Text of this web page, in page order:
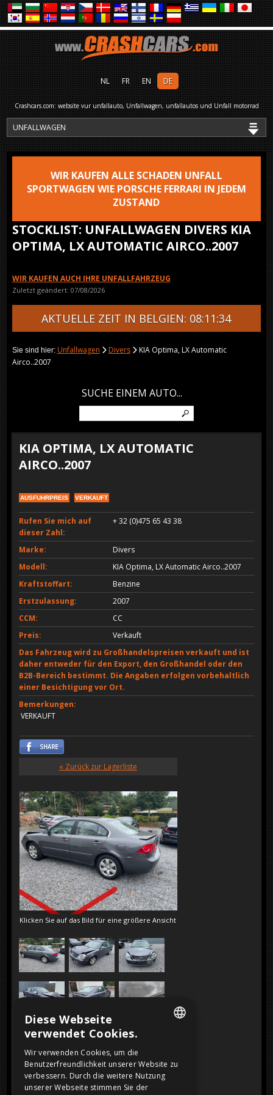
NL FR EN DE
Crashcars.com: website vur unfallauto, Unfallwagen, unfallautos und Unfall motorrad
STOCKLIST: UNFALLWAGEN DIVERS KIA
OPTIMA, LX AUTOMATIC AIRCO..2007
WIR KAUFEN ALLE SCHADEN UNFALL
SPORTWAGEN WIE PORSCHE FERRARI IN JEDEM
ZUSTAND
WIR KAUFEN AUCH IHRE UNFALLFAHRZEUG
Zuletzt geändert: 07/08/2026
AKTUELLE ZEIT IN BELGIEN: 08:11:34
Sie sind hier: Unfallwagen Divers
KIA Optima, LX Automatic
Airco..2007
SUCHE EINEM AUTO...
KIA OPTIMA, LX AUTOMATIC
AIRCO..2007
AUSFUHRPREIS VERKAUFT
Rufen Sie mich auf
dieser Zahl:
+ 32 (0)475 65 43 38
Marke:
Divers
Modell:
KIA Optima, LX Automatic Airco..2007
Kraftstoffart:
Benzine
Erstzulassung:
2007
CCM:
CC
Preis:
Verkauft
Das Fahrzeug wird zu Großhandelspreisen verkauft und ist
daher entweder für den Export, den Großhandel oder den
B2B-Bereich bestimmt. Die Angaben erfolgen vorbehaltlich
einer Besichtigung vor Ort.
Bemerkungen:
VERKAUFT
« Zurück zur Lagerliste
VERKAUFT
Klicken Sie auf das Bild für eine größere Ansicht
FRENCH
Diese Webseite
verwendet Cookies.
Wir verwenden Cookies, um die
Benutzerfreundlichkeit unserer Website zu
verbessern. Durch die weitere Nutzung
unserer Webseite stimmen Sie der